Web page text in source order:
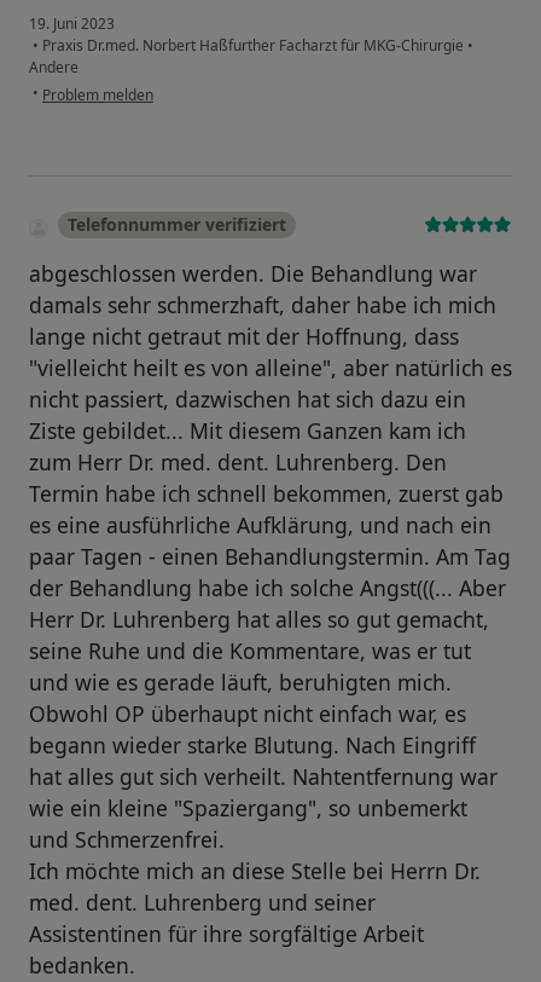
19. Juni 2023
• Praxis Dr.med. Norbert Haßfurther Facharzt für MKG-Chirurgie •
Andere
• Problem melden
Telefonnummer verifiziert
abgeschlossen werden. Die Behandlung war
damals sehr schmerzhaft, daher habe ich mich
lange nicht getraut mit der Hoffnung, dass
"vielleicht heilt es von alleine", aber natürlich es
nicht passiert, dazwischen hat sich dazu ein
Ziste gebildet... Mit diesem Ganzen kam ich
zum Herr Dr. med. dent. Luhrenberg. Den
Termin habe ich schnell bekommen, zuerst gab
es eine ausführliche Aufklärung, und nach ein
paar Tagen - einen Behandlungstermin. Am Tag
der Behandlung habe ich solche Angst(((... Aber
Herr Dr. Luhrenberg hat alles so gut gemacht,
seine Ruhe und die Kommentare, was er tut
und wie es gerade läuft, beruhigten mich.
Obwohl OP überhaupt nicht einfach war, es
begann wieder starke Blutung. Nach Eingriff
hat alles gut sich verheilt. Nahtentfernung war
wie ein kleine "Spaziergang", so unbemerkt
und Schmerzenfrei.
Ich möchte mich an diese Stelle bei Herrn Dr.
med. dent. Luhrenberg und seiner
Assistentinen für ihre sorgfältige Arbeit
bedanken.